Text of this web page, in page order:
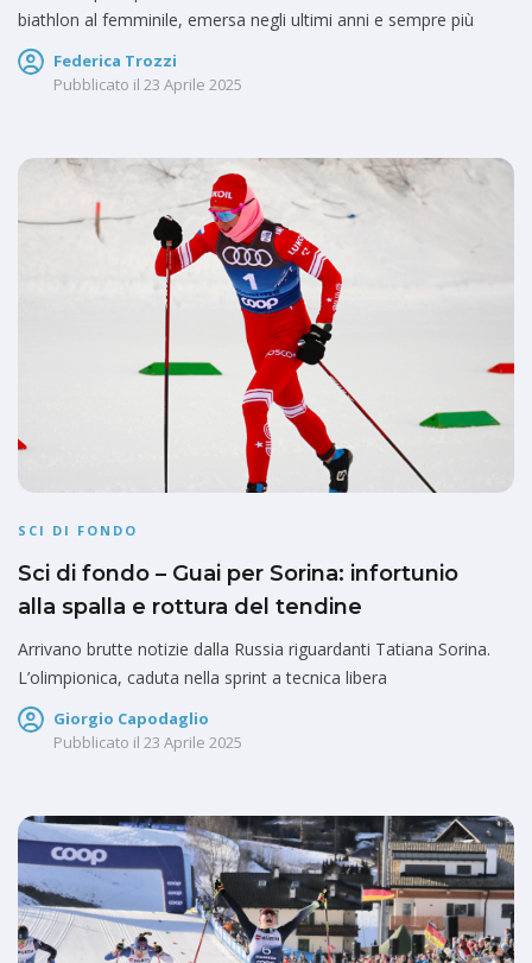
biathlon al femminile, emersa negli ultimi anni e sempre più
Federica Trozzi
Pubblicato il 23 Aprile 2025
SCI DI FONDO
Sci di fondo – Guai per Sorina: infortunio
alla spalla e rottura del tendine
Arrivano brutte notizie dalla Russia riguardanti Tatiana Sorina.
L’olimpionica, caduta nella sprint a tecnica libera
Giorgio Capodaglio
Pubblicato il 23 Aprile 2025